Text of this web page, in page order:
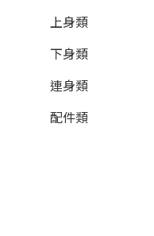
上身類
下身類
連身類
配件類